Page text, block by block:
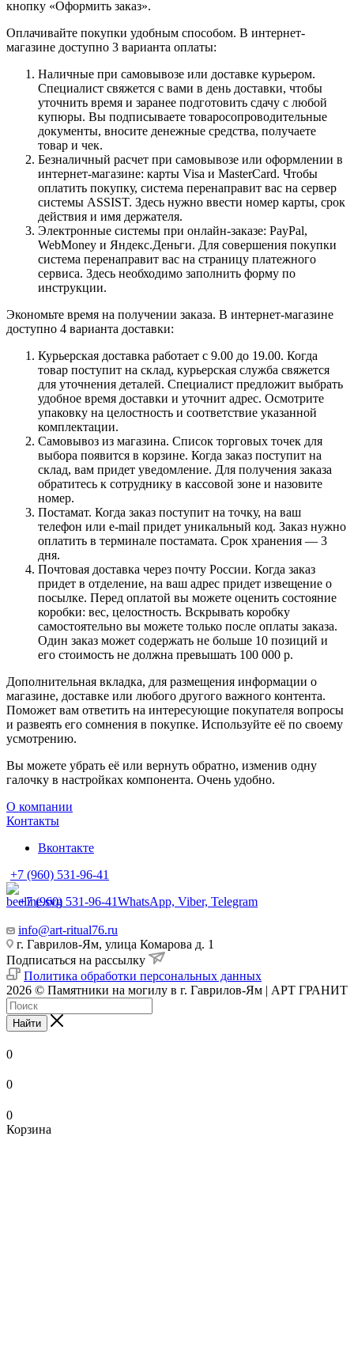
кнопку «Оформить заказ».
Оплачивайте покупки удобным способом. В интернет-
магазине доступно 3 варианта оплаты:
Наличные при самовывозе или доставке курьером.
Специалист свяжется с вами в день доставки, чтобы
уточнить время и заранее подготовить сдачу с любой
купюры. Вы подписываете товаросопроводительные
документы, вносите денежные средства, получаете
товар и чек.
Безналичный расчет при самовывозе или оформлении в
интернет-магазине: карты Visa и MasterCard. Чтобы
оплатить покупку, система перенаправит вас на сервер
системы ASSIST. Здесь нужно ввести номер карты, срок
действия и имя держателя.
Электронные системы при онлайн-заказе: PayPal,
WebMoney и Яндекс.Деньги. Для совершения покупки
система перенаправит вас на страницу платежного
сервиса. Здесь необходимо заполнить форму по
инструкции.
Экономьте время на получении заказа. В интернет-магазине
доступно 4 варианта доставки:
Курьерская доставка работает с 9.00 до 19.00. Когда
товар поступит на склад, курьерская служба свяжется
для уточнения деталей. Специалист предложит выбрать
удобное время доставки и уточнит адрес. Осмотрите
упаковку на целостность и соответствие указанной
комплектации.
Самовывоз из магазина. Список торговых точек для
выбора появится в корзине. Когда заказ поступит на
склад, вам придет уведомление. Для получения заказа
обратитесь к сотруднику в кассовой зоне и назовите
номер.
Постамат. Когда заказ поступит на точку, на ваш
телефон или e-mail придет уникальный код. Заказ нужно
оплатить в терминале постамата. Срок хранения — 3
дня.
Почтовая доставка через почту России. Когда заказ
придет в отделение, на ваш адрес придет извещение о
посылке. Перед оплатой вы можете оценить состояние
коробки: вес, целостность. Вскрывать коробку
самостоятельно вы можете только после оплаты заказа.
Один заказ может содержать не больше 10 позиций и
его стоимость не должна превышать 100 000 р.
Дополнительная вкладка, для размещения информации о
магазине, доставке или любого другого важного контента.
Поможет вам ответить на интересующие покупателя вопросы
и развеять его сомнения в покупке. Используйте её по своему
усмотрению.
Вы можете убрать её или вернуть обратно, изменив одну
галочку в настройках компонента. Очень удобно.
О компании
Контакты
Вконтакте
+7 (960) 531-96-41
+7 (960) 531-96-41WhatsApp, Viber, Telegram
info@art-ritual76.ru
г. Гаврилов-Ям, улица Комарова д. 1
Подписаться на рассылку
Политика обработки персональных данных
2026 © Памятники на могилу в г. Гаврилов-Ям | АРТ ГРАНИТ
Найти
0
0
0
Корзина